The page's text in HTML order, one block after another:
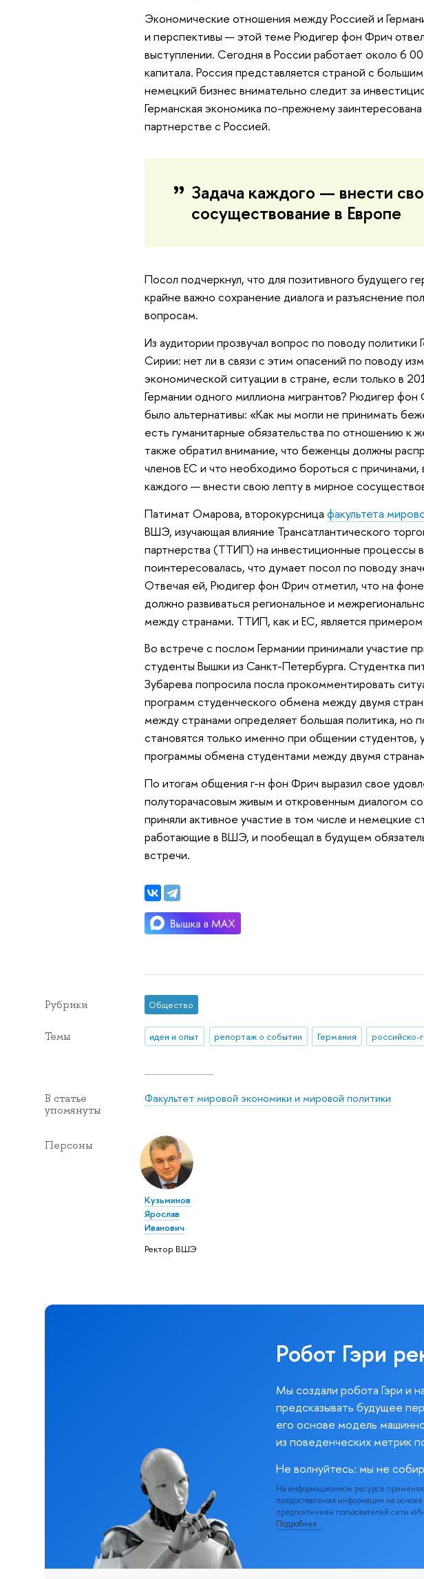
Экономические отношения между Россией и
и перспективы — этой теме Рюдигер фон Фрич
выступлении. Сегодня в России работает около 6
капитала. Россия представляется страной с
немецкий бизнес внимательно следит за
Германская экономика по-прежнему
партнерстве с Россией.
Задача каждого — внести
сосуществование в Европе
Посол подчеркнул, что для позитивного будущего
крайне важно сохранение диалога и разъяснение
вопросам.
Из аудитории прозвучал вопрос по поводу
Сирии: нет ли в связи с этим опасений по поводу
экономической ситуации в стране, если только в
Германии одного миллиона мигрантов? Рюдигер фон
было альтернативы: «Как мы могли не принимать
есть гуманитарные обязательства по отношению к
также обратил внимание, что беженцы должны
членов ЕС и что необходимо бороться с причинами,
каждого — внести свою лепту в мирное
Патимат Омарова, второкурсница факультета
ВШЭ, изучающая влияние Трансатлантического
партнерства (ТТИП) на инвестиционные процессы
поинтересовалась, что думает посол по поводу
Отвечая ей, Рюдигер фон Фрич отметил, что на
должно развиваться региональное и
между странами. ТТИП, как и ЕС, является примером
Во встрече с послом Германии принимали участие
студенты Вышки из Санкт-Петербурга. Студентка
Зубарева попросила посла прокомментировать
программ студенческого обмена между двумя
между странами определяет большая политика, но
становятся только именно при общении
программы обмена студентами между двумя
По итогам общения г-н фон Фрич выразил свое
полуторачасовым живым и откровенным диалогом
приняли активное участие в том числе и немецкие
работающие в ВШЭ, и пообещал в будущем
встречи.
Рубрики Общество
Темы идеи и опыт репортаж о событии Германия
В статье
упомянуты
Факультет мировой экономики и мировой политики
Персоны
Кузьминов
Ярослав
Иванович
Ректор ВШЭ
Робот Гэри
Мы создали робота Гэри и
предсказывать будущее
его основе модель
из поведенческих метрик
Не волнуйтесь: мы не
На информационном ресурсе
предоставления информации на
предпочтениям пользователей сети
Подробнее…